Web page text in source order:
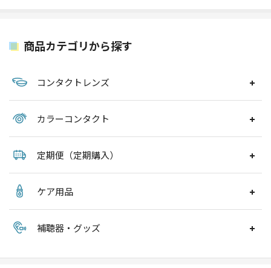
商品カテゴリから探す
コンタクトレンズ
カラーコンタクト
定期便（定期購入）
ケア用品
補聴器・グッズ